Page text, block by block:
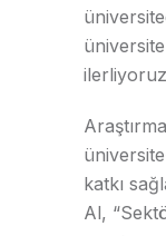
katkı
Al,